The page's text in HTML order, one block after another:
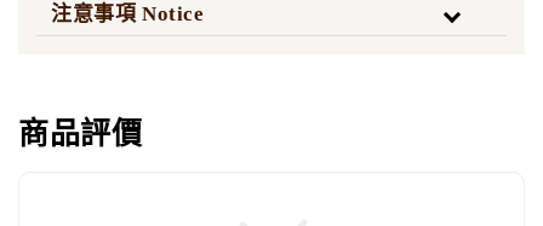
注意事項 Notice
商品評價